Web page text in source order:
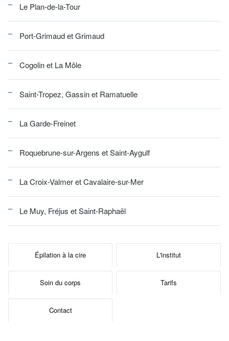
Le Plan-de-la-Tour
Port-Grimaud et Grimaud
Cogolin et La Môle
Saint-Tropez, Gassin et Ramatuelle
La Garde-Freinet
Roquebrune-sur-Argens et Saint-Aygulf
La Croix-Valmer et Cavalaire-sur-Mer
Le Muy, Fréjus et Saint-Raphaël
Épilation à la cire L'institut
Soin du corps Tarifs
Contact